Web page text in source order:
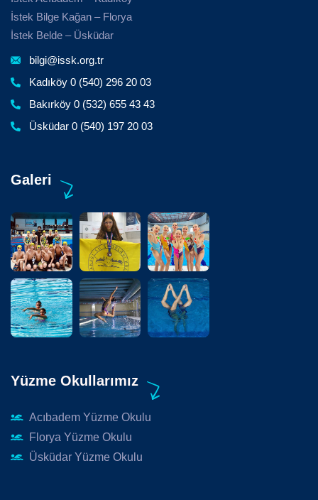
İstek Bilge Kağan – Florya
İstek Belde – Üsküdar
bilgi@issk.org.tr
Kadıköy 0 (540) 296 20 03
Bakırköy 0 (532) 655 43 43
Üsküdar 0 (540) 197 20 03
Galeri
Yüzme Okullarımız
Acıbadem Yüzme Okulu
Florya Yüzme Okulu
Üsküdar Yüzme Okulu